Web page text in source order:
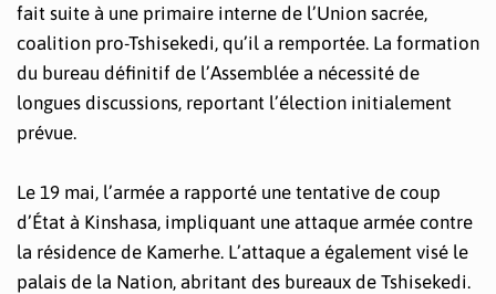
fait suite à une primaire interne de l’Union sacrée,
coalition pro-Tshisekedi, qu’il a remportée. La formation
du bureau définitif de l’Assemblée a nécessité de
longues discussions, reportant l’élection initialement
prévue.
Le 19 mai, l’armée a rapporté une tentative de coup
d’État à Kinshasa, impliquant une attaque armée contre
la résidence de Kamerhe. L’attaque a également visé le
palais de la Nation, abritant des bureaux de Tshisekedi.